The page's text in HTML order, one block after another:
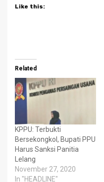
Like this:
Related
KPPU: Terbukti
Bersekongkol, Bupati PPU
Harus Sanksi Panitia
Lelang
November 27, 2020
In "HEADLINE"